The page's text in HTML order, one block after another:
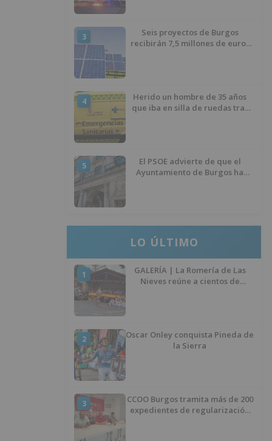
3
Seis proyectos de Burgos
recibirán 7,5 millones de euros
4
Herido un hombre de 35 años
que iba en silla de ruedas tras
5
El PSOE advierte de que el
Ayuntamiento de Burgos ha
LO ÚLTIMO
1
GALERÍA | La Romería de Las
Nieves reúne a cientos de
2
Oscar Onley conquista Pineda de
la Sierra
3
CCOO Burgos tramita más de 200
expedientes de regularización